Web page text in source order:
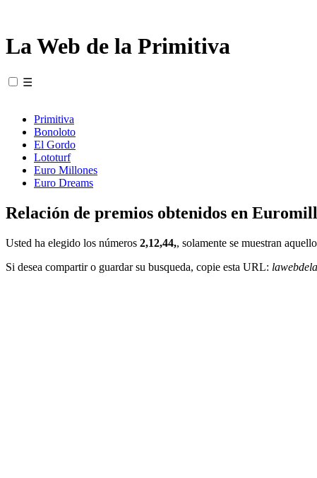
La Web de la Primitiva
☰
Primitiva
Bonoloto
El Gordo
Lototurf
Euro Millones
Euro Dreams
Relación de premios obtenidos en
Usted ha elegido los números 2,12,44,, solamente se muestran
Si desea compartir o guardar su busqueda, copie esta URL: